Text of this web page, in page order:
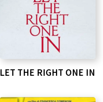
LET THE RIGHT ONE IN